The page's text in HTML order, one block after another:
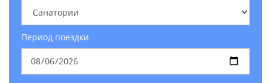
Период поездки